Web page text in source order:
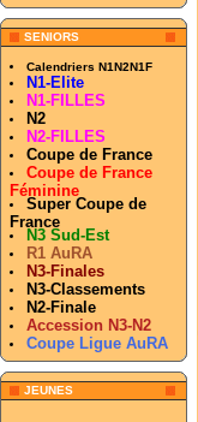
SENIORS
Calendriers N1N2N1F
N1-Elite
N1-FILLES
N2
N2-FILLES
Coupe de France
Coupe de France
Féminine
Super Coupe de
France
N3 Sud-Est
R1 AuRA
N3-Finales
N3-Classements
N2-Finale
Accession N3-N2
Coupe Ligue AuRA
JEUNES